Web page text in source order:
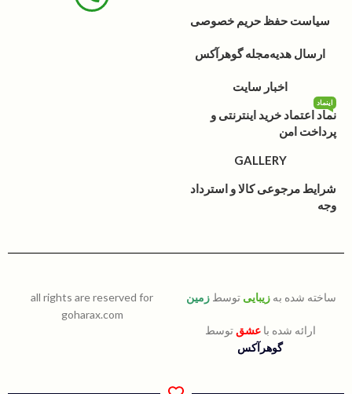
سیاست حفظ حریم خصوصی
ارسال هدیهمجله گوهرآکس
اخبار سایت
نماد اعتماد خرید اینترنتی و
پرداخت امن
اینماد
GALLERY
شرایط مرجوعی کالا و استرداد
وجه
ساخته شده به زیبایی توسط زمین
ارائه شده باعشق توسط
گوهرآکس
all rights are reserved for
goharax.com